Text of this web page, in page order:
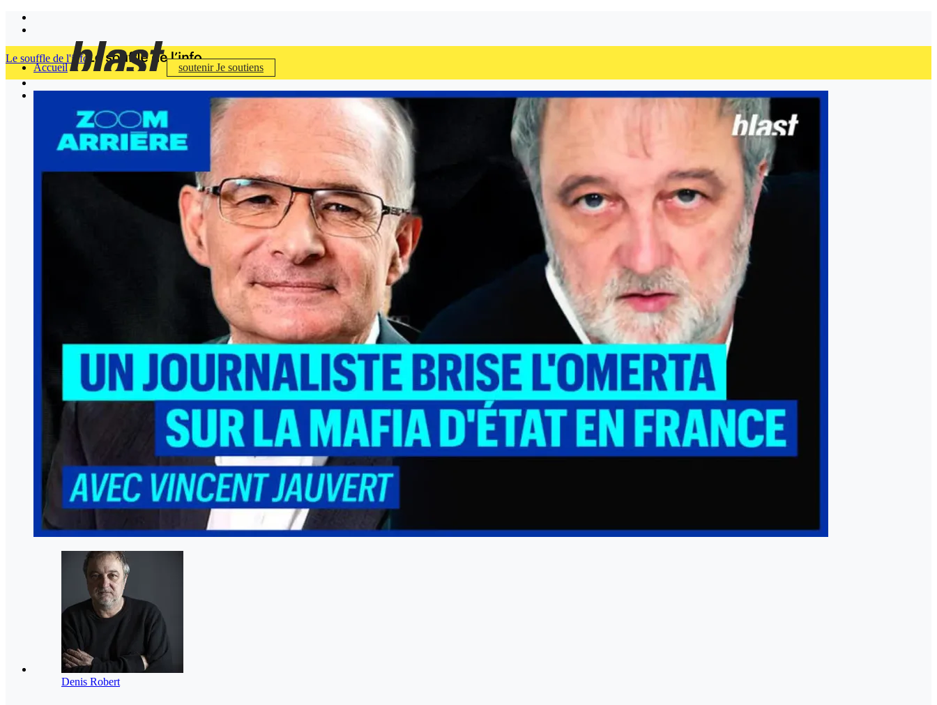
Accueil soutenirJe soutiens
Le souffle de l'info
Denis Robert